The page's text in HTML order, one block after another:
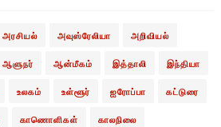
அரசியல் அவுஸ்ரேலியா அறிவியல்
ஆளுநர் ஆன்மீகம் இத்தாலி இந்தியா
உலகம் உள்ளூர் ஐரோப்பா கட்டுரை
காணொளிகள் காலநிலை